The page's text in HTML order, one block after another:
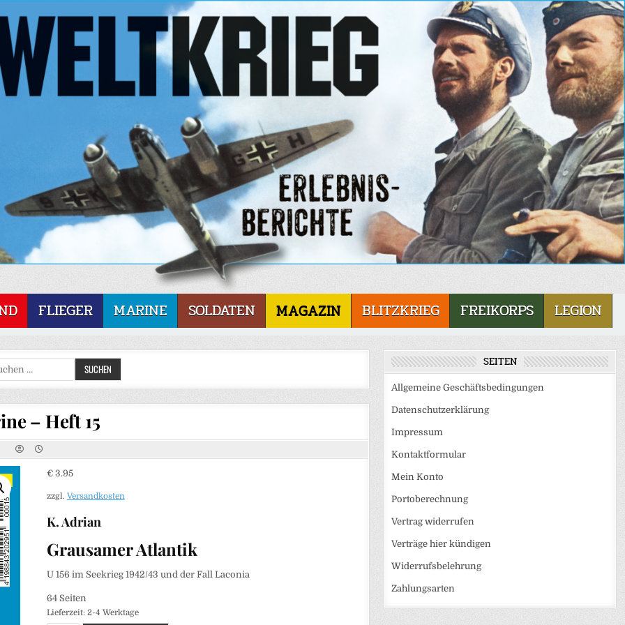
FLIEGER MARINE SOLDATEN MAGAZIN BLITZKRIEG FREIKORPS LEGION
SUCHEN
– Heft 15
€3.95
zzgl. Versandkosten
K. Adrian
Grausamer Atlantik
U 156 im Seekrieg 1942/43 und der Fall Laconia
64 Seiten
Lieferzeit: 2-4 Werktage
SEITEN
Allgemeine Geschäftsbedingungen
Datenschutzerklärung
Impressum
Kontaktformular
Mein Konto
Portoberechnung
Vertrag widerrufen
Verträge hier kündigen
Widerrufsbelehrung
Zahlungsarten